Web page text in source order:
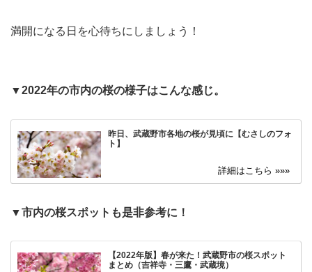
満開になる日を心待ちにしましょう！
▼2022年の市内の桜の様子はこんな感じ。
昨日、武蔵野市各地の桜が見頃に【むさしのフォ
ト】
▼市内の桜スポットも是非参考に！
【2022年版】春が来た！武蔵野市の桜スポット
まとめ（吉祥寺・三鷹・武蔵境）